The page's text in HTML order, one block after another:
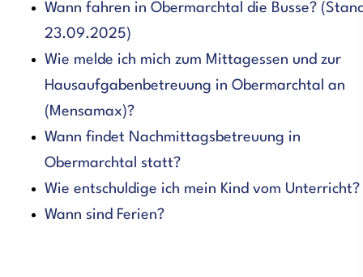
Wann fahren in Obermarchtal die Busse?
23.09.2025)
Wie melde ich mich zum Mittagessen und zur
Hausaufgabenbetreuung in Obermarchtal an
(Mensamax)?
Wann findet Nachmittagsbetreuung in
Obermarchtal statt?
Wie entschuldige ich mein Kind vom Unterricht?
Wann sind Ferien?